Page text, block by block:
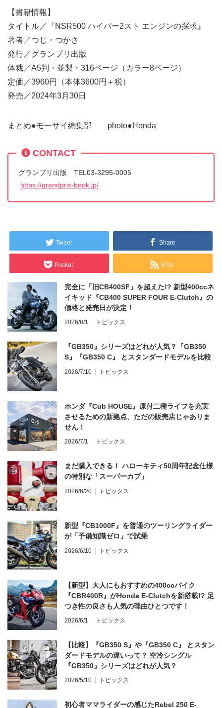
【書籍情報】
タイトル／『NSR500 ハイパー2スト エンジンの探求』
著者／つじ・つかさ
発行／グランプリ出版
体裁／A5判・並製・316ページ（カラー8ページ）
定価／3960円（本体3600円＋税）
発売／2024年3月30日
まとめ●モーサイ編集部 photo●Honda
CONTACT
グランプリ出版 TEL03-3295-0005
https://grandprix-book.jp/
Tweet Share
Pocket RSS
完全に「旧CB400SF」を超えた!? 新型400ccネ
イキッド『CB400 SUPER FOUR E-Clutch』の
価格と発売日が決定！
2026/8/1 トピックス
『GB350』シリーズはどれが人気？『GB350
S』『GB350 C』 とスタンダードモデルを比較
2026/7/10 トピックス
ホンダ『Cub HOUSE』原付二種ライフを充実
させるための新拠点、ただの販売店じゃありま
せん！
2026/7/1 トピックス
まだ購入できる！ ハローキティ50周年記念仕様
の特別な「スーパーカブ」
2026/6/20 トピックス
新型『CB1000F』を普通のツーリングライダー
が「予備知識ゼロ」で試乗
2026/6/10 トピックス
【新型】大人にもおすすめの400ccバイク
『CBR400R』がHonda E-Clutchを新搭載!? 足
つき性の良さも人気の理由ひとつです！
2026/6/1 トピックス
【比較】『GB350 S』や『GB350 C』 とスタン
ダードモデルの違いって？ 空冷シングル
『GB350』シリーズはどれが人気？
2026/5/10 トピックス
初心者ママライダーの感じたRebel 250 E-